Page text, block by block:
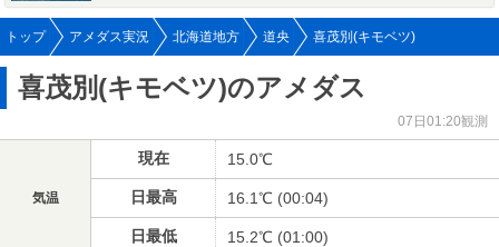
トップ アメダス実況 北海道地方 道央 喜茂別(キモベツ)
喜茂別(キモベツ)のアメダス
07日01:20観測
気温
現在 15.0℃
日最高 16.1℃ (00:04)
日最低 15.2℃ (01:00)